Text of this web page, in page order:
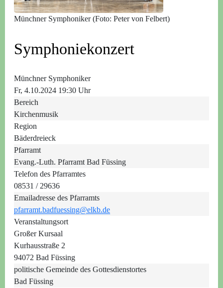
Münchner Symphoniker (Foto: Peter von Felbert)
Symphoniekonzert
Münchner Symphoniker
Fr, 4.10.2024 19:30 Uhr
Bereich
Kirchenmusik
Region
Bäderdreieck
Pfarramt
Evang.-Luth. Pfarramt Bad Füssing
Telefon des Pfarramtes
08531 / 29636
Emailadresse des Pfarramts
pfarramt.badfuessing@elkb.de
Veranstaltungsort
Großer Kursaal
Kurhausstraße 2
94072 Bad Füssing
politische Gemeinde des Gottesdienstortes
Bad Füssing